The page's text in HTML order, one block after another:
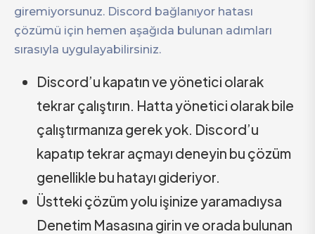
giremiyorsunuz. Discord bağlanıyor hatası
çözümü için hemen aşağıda bulunan adımları
sırasıyla uygulayabilirsiniz.
Discord’u kapatın ve yönetici olarak
tekrar çalıştırın. Hatta yönetici olarak bile
çalıştırmanıza gerek yok. Discord’u
kapatıp tekrar açmayı deneyin bu çözüm
genellikle bu hatayı gideriyor.
Üstteki çözüm yolu işinize yaramadıysa
Denetim Masasına girin ve orada bulunan